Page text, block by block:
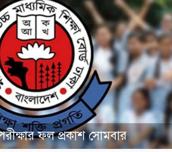
ফল প্রকাশ সোমবার